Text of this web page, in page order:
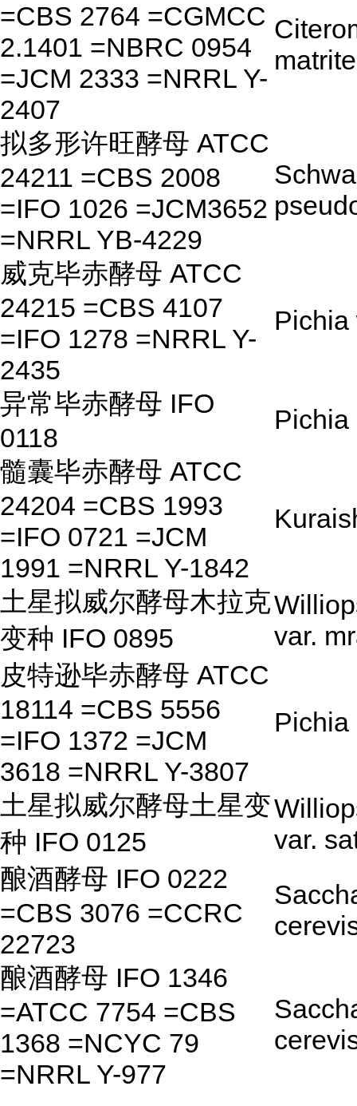
=CBS 2764 =CGMCC
2.1401 =NBRC 0954
=JCM 2333 =NRRL Y-
2407
拟多形许旺酵母 ATCC
24211 =CBS 2008
=IFO 1026 =JCM3652
=NRRL YB-4229
威克毕赤酵母 ATCC
24215 =CBS 4107
=IFO 1278 =NRRL Y-
2435
Pichia
异常毕赤酵母 IFO
0118
Pichia
髓囊毕赤酵母 ATCC
24204 =CBS 1993
=IFO 0721 =JCM
1991 =NRRL Y-1842
土星拟威尔酵母木拉克
变种 IFO 0895
var.
皮特逊毕赤酵母 ATCC
18114 =CBS 5556
=IFO 1372 =JCM
3618 =NRRL Y-3807
Pichia
土星拟威尔酵母土星变
种 IFO 0125
var.
酿酒酵母 IFO 0222
=CBS 3076 =CCRC
22723
酿酒酵母 IFO 1346
=ATCC 7754 =CBS
1368 =NCYC 79
=NRRL Y-977